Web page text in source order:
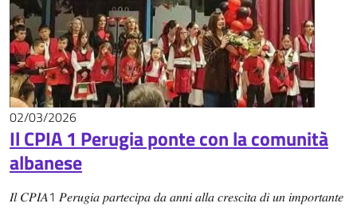
02/03/2026
Il CPIA 1 Perugia ponte con la comunità
albanese
𝐼𝑙 𝐶𝑃𝐼𝐴1 𝑃𝑒𝑟𝑢𝑔𝑖𝑎 𝑝𝑎𝑟𝑡𝑒𝑐𝑖𝑝𝑎 𝑑𝑎 𝑎𝑛𝑛𝑖 𝑎𝑙𝑙𝑎 𝑐𝑟𝑒𝑠𝑐𝑖𝑡𝑎 𝑑𝑖 𝑢𝑛 𝑖𝑚𝑝𝑜𝑟𝑡𝑎𝑛𝑡𝑒